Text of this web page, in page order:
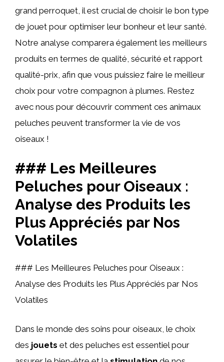
grand perroquet, il est crucial de choisir le bon type
de jouet pour optimiser leur bonheur et leur santé.
Notre analyse comparera également les meilleurs
produits en termes de qualité, sécurité et rapport
qualité-prix, afin que vous puissiez faire le meilleur
choix pour votre compagnon à plumes. Restez
avec nous pour découvrir comment ces animaux
peluches peuvent transformer la vie de vos
oiseaux !
### Les Meilleures
Peluches pour Oiseaux :
Analyse des Produits les
Plus Appréciés par Nos
Volatiles
### Les Meilleures Peluches pour Oiseaux :
Analyse des Produits les Plus Appréciés par Nos
Volatiles
Dans le monde des soins pour oiseaux, le choix
des jouets et des peluches est essentiel pour